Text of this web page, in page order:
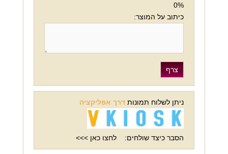
0%
כיתוב על המוצר:
ניתן לשלוח תמונות דרך אפליקציה
הסבר כיצד שולחים: לחצו כאן >>>